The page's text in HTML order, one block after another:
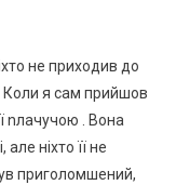
не приходив до
Коли я сам прийшов
nлачучою . Вона
ніхто її не
приголомшений,